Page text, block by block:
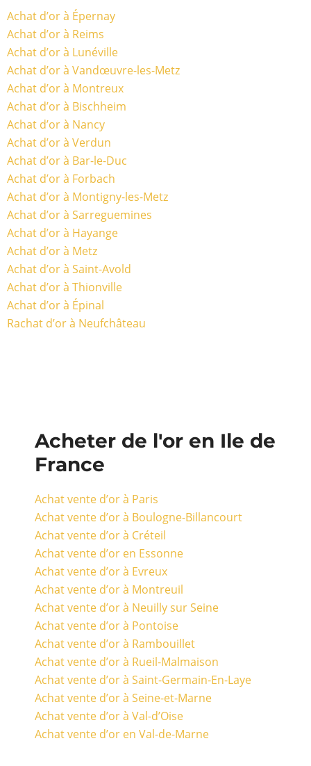
Achat d’or à Épernay
Achat d’or à Reims
Achat d’or à Lunéville
Achat d’or à Vandœuvre-les-Metz
Achat d’or à Montreux
Achat d’or à Bischheim
Achat d’or à Nancy
Achat d’or à Verdun
Achat d’or à Bar-le-Duc
Achat d’or à Forbach
Achat d’or à Montigny-les-Metz
Achat d’or à Sarreguemines
Achat d’or à Hayange
Achat d’or à Metz
Achat d’or à Saint-Avold
Achat d’or à Thionville
Achat d’or à Épinal
Rachat d’or à Neufchâteau
Acheter de l'or en Ile de
France
Achat vente d’or à Paris
Achat vente d’or à Boulogne-Billancourt
Achat vente d’or à Créteil
Achat vente d’or en Essonne
Achat vente d’or à Evreux
Achat vente d’or à Montreuil
Achat vente d’or à Neuilly sur Seine
Achat vente d’or à Pontoise
Achat vente d’or à Rambouillet
Achat vente d’or à Rueil-Malmaison
Achat vente d’or à Saint-Germain-En-Laye
Achat vente d’or à Seine-et-Marne
Achat vente d’or à Val-d’Oise
Achat vente d’or en Val-de-Marne